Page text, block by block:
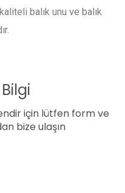
balık unu ve balık
için lütfen form ve
bize ulaşın